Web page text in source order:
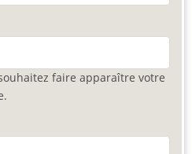
faire apparaître votre